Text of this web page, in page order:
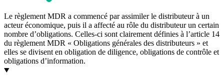
Le règlement MDR a commencé par assimiler le distributeur à un
acteur économique, puis il a affecté au rôle du distributeur un certain
nombre d’obligations. Celles-ci sont clairement définies à l’article 14
du règlement MDR « Obligations générales des distributeurs » et
elles se divisent en obligation de diligence, obligations de contrôle et
obligations d’information.